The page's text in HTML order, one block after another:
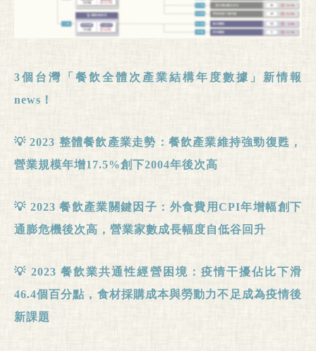
3個台灣「餐飲全體次產業結構年度數據」新情報
news ！
💡2023 整體餐飲產業走勢： 餐飲產業維持強勁復甦，
營業規模年增17.5%創下2004年後次高
💡 2023 餐飲產業關鍵因子：外食費用CPI年增幅創下
通膨危機後次高，營業家數成長幅度自低谷回升
💡2023 餐飲業共通性經營困境：疫情干擾佔比下滑
46.4個百分點，食材採購成本與勞動力不足成為疫情後
新課題